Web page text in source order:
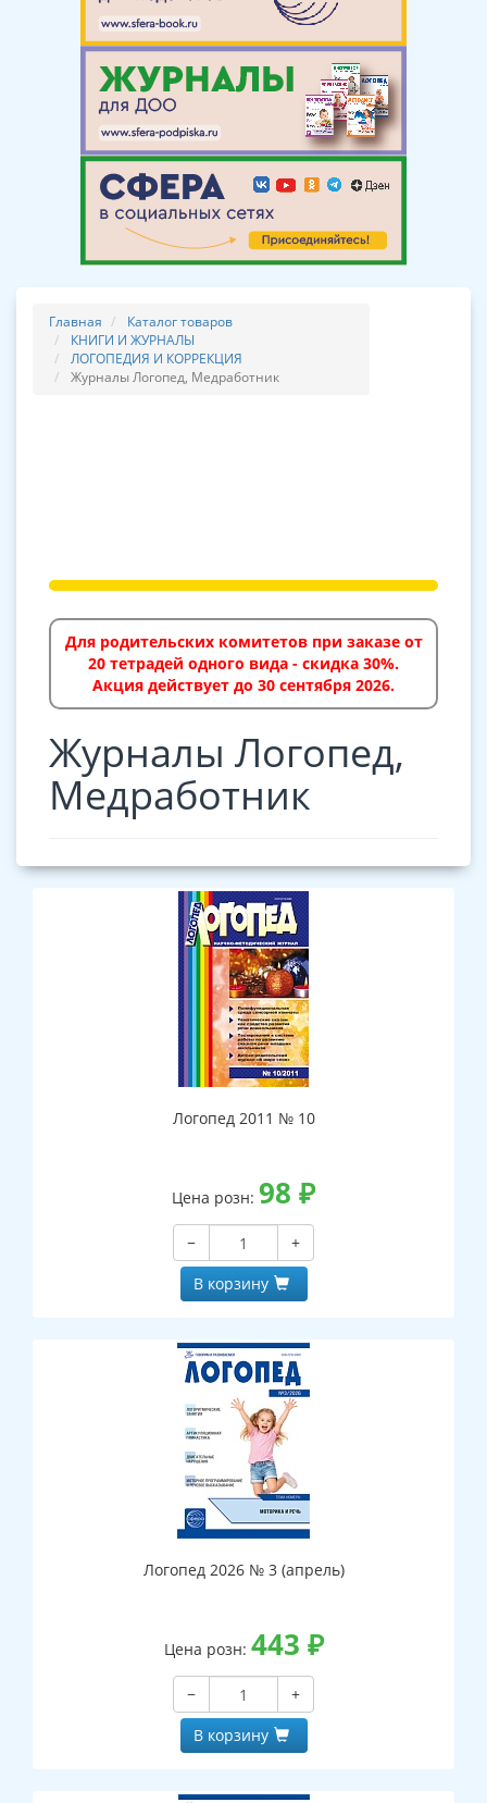
Главная
Каталог товаров
КНИГИ И ЖУРНАЛЫ
ЛОГОПЕДИЯ И КОРРЕКЦИЯ
Журналы Логопед, Медработник
Для родительских комитетов при заказе от
20 тетрадей одного вида - скидка 30%.
Акция действует до 30 сентября 2026.
Журналы Логопед,
Медработник
Логопед 2011 № 10
Цена розн: 98 ₽
−
+
В корзину
Логопед 2026 № 3 (апрель)
Цена розн: 443 ₽
−
+
В корзину